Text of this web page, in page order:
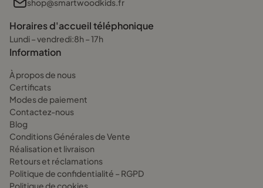
Horaires d'accueil téléphonique
Lundi – vendredi:8h – 17h
Information
À propos de nous
Certificats
Modes de paiement
Contactez-nous
Blog
Conditions Générales de Vente
Réalisation et livraison
Retours et réclamations
Politique de confidentialité – RGPD
Politique de cookies